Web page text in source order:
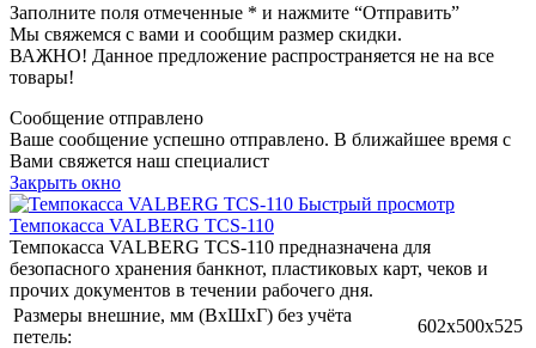
Заполните поля отмеченные * и нажмите “Отправить”
Мы свяжемся с вами и сообщим размер скидки.
ВАЖНО! Данное предложение распространяется не на все
товары!
Сообщение отправлено
Ваше сообщение успешно отправлено. В ближайшее время с
Вами свяжется наш специалист
Закрыть окно
Быстрый просмотр
Темпокасса VALBERG TCS-110
Темпокасса VALBERG TCS-110 предназначена для
безопасного хранения банкнот, пластиковых карт, чеков и
прочих документов в течении рабочего дня.
Размеры внешние, мм (ВхШхГ) без учёта
петель:
602x500x525